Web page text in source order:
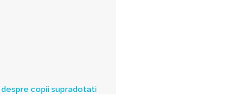
despre copii supradotati